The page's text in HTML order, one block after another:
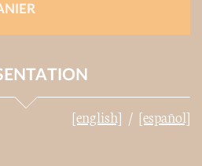
[english] [español]